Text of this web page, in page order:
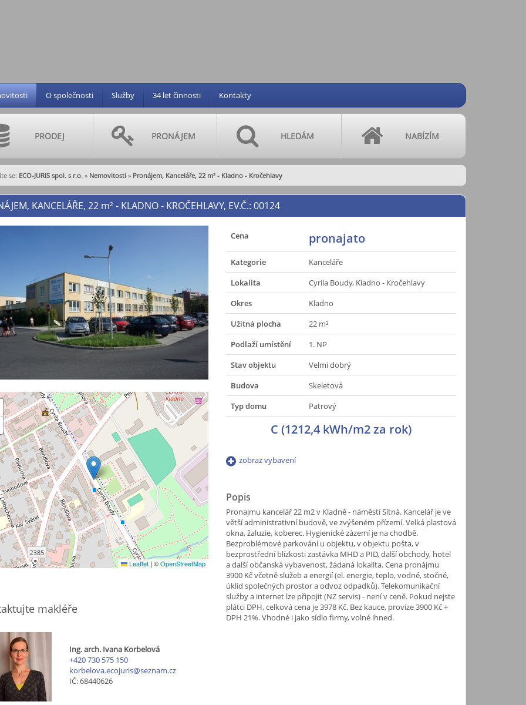
O společnosti Služby 34 let činnosti Kontakty
PRODEJ PRONÁJEM HLEDÁM NABÍZÍM
se: ECO-JURIS spol. s r.o. » Nemovitosti » Pronájem, Kanceláře, 22 m² - Kladno - Kročehlavy
KANCELÁŘE, 22 m² - KLADNO - KROČEHLAVY, EV.Č.: 00124
Leaflet | ©OpenStreetMap
makléře
Ing. arch. Ivana Korbelová
+420 730 575 150
korbelova.ecojuris@seznam.cz
IČ: 68440626
Cena pronajato
Kategorie
Kanceláře
Lokalita
Cyrila Boudy, Kladno - Kročehlavy
Okres
Kladno
Užitná plocha
22 m²
Podlaží umístění
1. NP
Stav objektu
Velmi dobrý
Budova
Skeletová
Typ domu
Patrový
C (1212,4 kWh/m2 za rok)
zobraz vybavení
Popis
Pronajmu kancelář 22 m2 v Kladně - náměstí Sítná. Kancelář je ve
větší administrativní budově, ve zvýšeném přízemí. Velká plastová
okna, žaluzie, koberec. Hygienické zázemí je na chodbě.
Bezproblémové parkování u objektu, v objektu pošta, v
bezprostřední blízkosti zastávka MHD a PID, další obchody, hotel
a další občanská vybavenost, žádaná lokalita. Cena pronájmu
3900 Kč včetně služeb a energií (el. energie, teplo, vodné, stočné,
úklid společných prostor a odvoz odpadků). Telekomunikační
služby a internet lze připojit (NZ servis) - není v ceně. Pokud nejste
plátci DPH, celková cena je 3978 Kč. Bez kauce, provize 3900 Kč +
DPH 21%. Vhodné i jako sídlo firmy, volné ihned.